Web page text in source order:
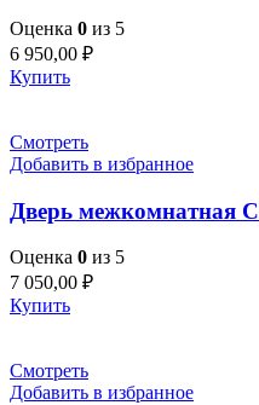
Оценка 0 из 5
6 950,00 ₽
Купить
Смотреть
Добавить в избранное
Дверь межкомнатная
Оценка 0 из 5
7 050,00 ₽
Купить
Смотреть
Добавить в избранное